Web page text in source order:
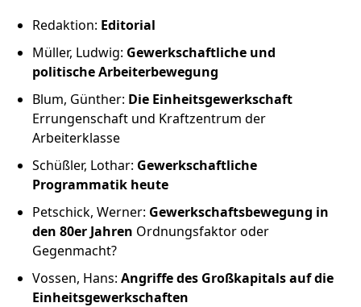
Über uns
Russland intern
Fundus
Bildungsarbeit
Edition
Kontakt
Impressum
Redaktion: Editorial
Müller, Ludwig: Gewerkschaftliche und
politische Arbeiterbewegung
Blum, Günther: Die Einheitsgewerkschaft
Errungenschaft und Kraftzentrum der
Arbeiterklasse
Schüßler, Lothar: Gewerkschaftliche
Programmatik heute
Petschick, Werner: Gewerkschaftsbewegung in
den 80er Jahren Ordnungsfaktor oder
Gegenmacht?
Vossen, Hans: Angriffe des Großkapitals auf die
Einheitsgewerkschaften